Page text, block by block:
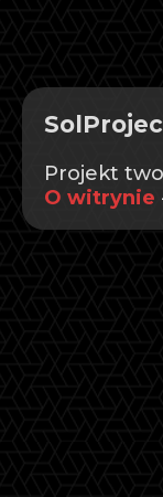
Projekt
O witrynie